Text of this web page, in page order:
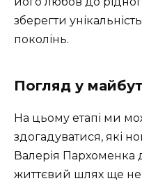
зберегти
поколінь.
Погляд у
На цьому етапі ми
здогадуватися, які
Валерія Пархоменка
життєвий шлях ще